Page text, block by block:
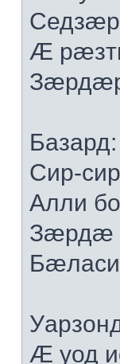
Æ
Базард:
Сир-
Алли
Зæрдæ
Бæласи
Æ уод